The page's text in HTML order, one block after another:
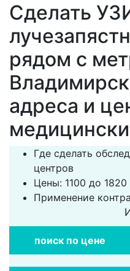
Сделать
рядом с
адреса и
Где сделать
центров
Цены: 1100 до 1820
Применение
поиск по цене